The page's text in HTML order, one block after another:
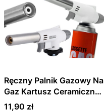
Ręczny Palnik Gazowy Na
Gaz Kartusz Ceramiczny
Lutalampa 1300°C
Cena
11,90 zł